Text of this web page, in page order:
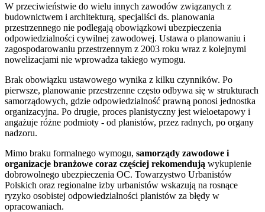
W przeciwieństwie do wielu innych zawodów związanych z
budownictwem i architekturą, specjaliści ds. planowania
przestrzennego nie podlegają obowiązkowi ubezpieczenia
odpowiedzialności cywilnej zawodowej. Ustawa o planowaniu i
zagospodarowaniu przestrzennym z 2003 roku wraz z kolejnymi
nowelizacjami nie wprowadza takiego wymogu.
Brak obowiązku ustawowego wynika z kilku czynników. Po
pierwsze, planowanie przestrzenne często odbywa się w strukturach
samorządowych, gdzie odpowiedzialność prawną ponosi jednostka
organizacyjna. Po drugie, proces planistyczny jest wieloetapowy i
angażuje różne podmioty - od planistów, przez radnych, po organy
nadzoru.
Mimo braku formalnego wymogu, samorządy zawodowe i
organizacje branżowe coraz częściej rekomendują wykupienie
dobrowolnego ubezpieczenia OC. Towarzystwo Urbanistów
Polskich oraz regionalne izby urbanistów wskazują na rosnące
ryzyko osobistej odpowiedzialności planistów za błędy w
opracowaniach.